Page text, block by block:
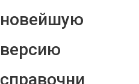
новейшую
версию
справочни